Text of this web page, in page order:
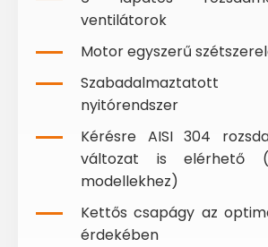
ventilátorok
Motor egyszerű
Szabadalmaztatott
nyitórendszer
Kérésre AISI 304
változat is elérhető
modellekhez)
Kettős csapágy az
érdekében